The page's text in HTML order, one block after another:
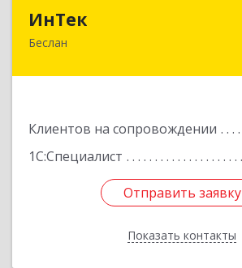
ИнТек
Беслан
Клиентов на сопровождении
1С:Специалист
Отправить заявку
Показать контакты
Отправить заявку
Назад